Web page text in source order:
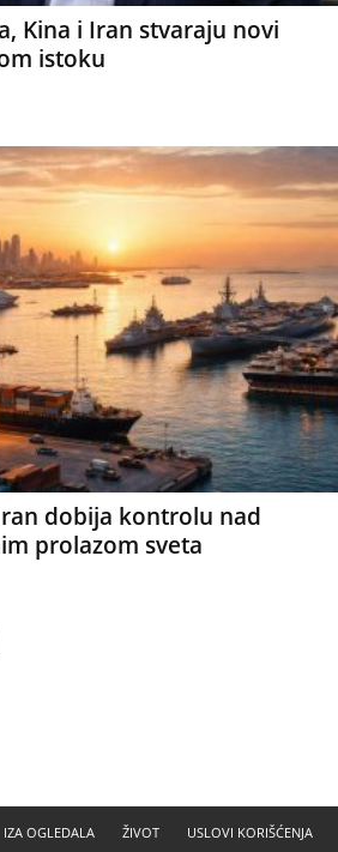
Kina i Iran stvaraju novi
istoku
dobija kontrolu nad
prolazom sveta
IZA OGLEDALA ŽIVOT
USLOVI KORIŠĆENJA